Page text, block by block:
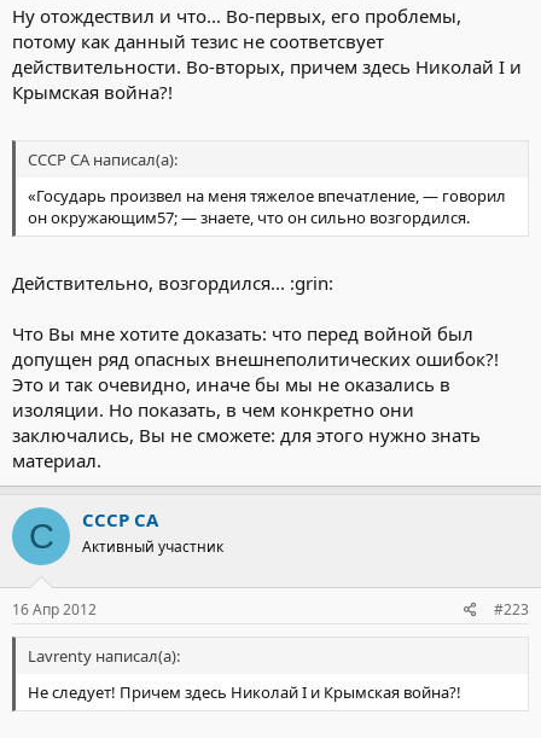
Ну отождествил и что... Во-первых, его проблемы,
потому как данный тезис не соответсвует
действительности. Во-вторых, причем здесь Николай I и
Крымская война?!
СССР СА написал(а):
«Государь произвел на меня тяжелое впечатление, — говорил
он окружающим57; — знаете, что он сильно возгордился.
Действительно, возгордился... :grin:
Что Вы мне хотите доказать: что перед войной был
допущен ряд опасных внешнеполитических ошибок?!
Это и так очевидно, иначе бы мы не оказались в
изоляции. Но показать, в чем конкретно они
заключались, Вы не сможете: для этого нужно знать
материал.
С СССР СА
Активный участник
16 Апр 2012 #223
Lavrenty написал(а):
Не следует! Причем здесь Николай I и Крымская война?!